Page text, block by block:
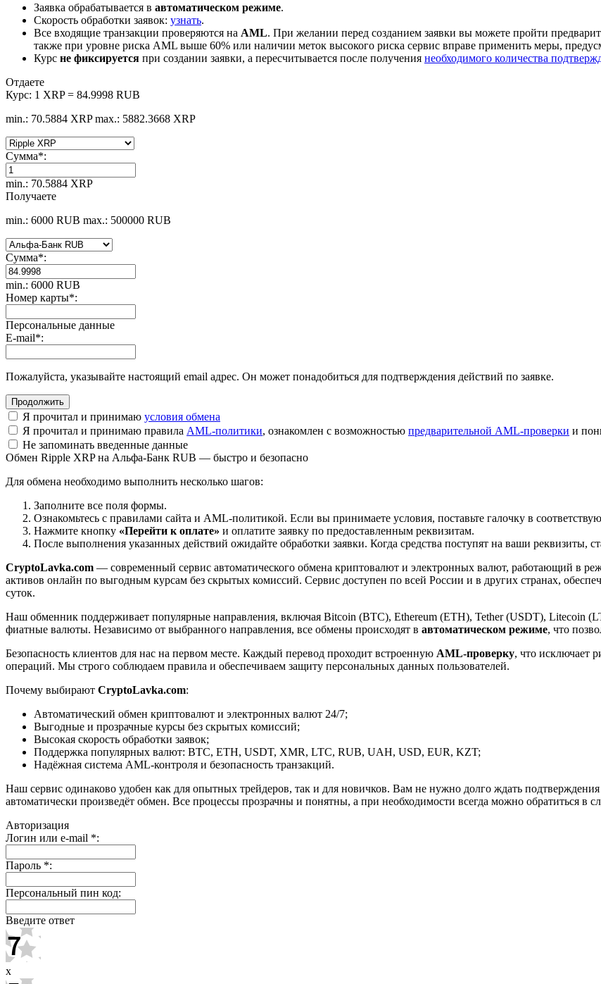
Заявка обрабатывается в автоматическом режиме.
Скорость обработки заявок: узнать.
Все входящие транзакции проверяются на AML. При желании перед созданием заявки вы можете пройти
также при уровне риска AML выше 60% или наличии меток высокого риска сервис вправе применить меры,
Курс не фиксируется при создании заявки, а пересчитывается после получения необходимого количества
Отдаете
Курс: 1 XRP = 84.9998 RUB
min.: 70.5884 XRP max.: 5882.3668 XRP
Сумма*:
min.: 70.5884 XRP
Получаете
min.: 6000 RUB max.: 500000 RUB
Сумма*:
min.: 6000 RUB
Номер карты*:
Персональные данные
E-mail*:
Пожалуйста, указывайте настоящий email адрес. Он может понадобиться для подтверждения действий по заявке.
Я прочитал и принимаю условия обмена
Я прочитал и принимаю правила AML-политики, ознакомлен с возможностью предварительной AML-проверки и
Не запоминать введенные данные
Обмен Ripple XRP на Альфа-Банк RUB — быстро и безопасно
Для обмена необходимо выполнить несколько шагов:
Заполните все поля формы.
Ознакомьтесь с правилами сайта и AML-политикой. Если вы принимаете условия, поставьте галочку в
Нажмите кнопку «Перейти к оплате» и оплатите заявку по предоставленным реквизитам.
После выполнения указанных действий ожидайте обработки заявки. Когда средства поступят на ваши реквизиты,
CryptoLavka.com — современный сервис автоматического обмена криптовалют и электронных валют, работающий в
активов онлайн по выгодным курсам без скрытых комиссий. Сервис доступен по всей России и в других странах,
суток.
Наш обменник поддерживает популярные направления, включая Bitcoin (BTC), Ethereum (ETH), Tether (USDT), Litecoin
фиатные валюты. Независимо от выбранного направления, все обмены происходят в автоматическом режиме, что
Безопасность клиентов для нас на первом месте. Каждый перевод проходит встроенную AML-проверку, что исключает
операций. Мы строго соблюдаем правила и обеспечиваем защиту персональных данных пользователей.
Почему выбирают CryptoLavka.com:
Автоматический обмен криптовалют и электронных валют 24/7;
Выгодные и прозрачные курсы без скрытых комиссий;
Высокая скорость обработки заявок;
Поддержка популярных валют: BTC, ETH, USDT, XMR, LTC, RUB, UAH, USD, EUR, KZT;
Надёжная система AML-контроля и безопасность транзакций.
Наш сервис одинаково удобен как для опытных трейдеров, так и для новичков. Вам не нужно долго ждать
автоматически произведёт обмен. Все процессы прозрачны и понятны, а при необходимости всегда можно обратиться в
Авторизация
Логин или e-mail *:
Пароль *:
Персональный пин код:
Введите ответ
x